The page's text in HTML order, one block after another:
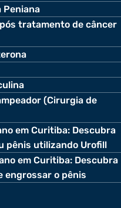
Peniana
tratamento de câncer
(Cirurgia de
em Curitiba: Descubra
pênis utilizando Urofill
em Curitiba: Descubra
engrossar o pênis